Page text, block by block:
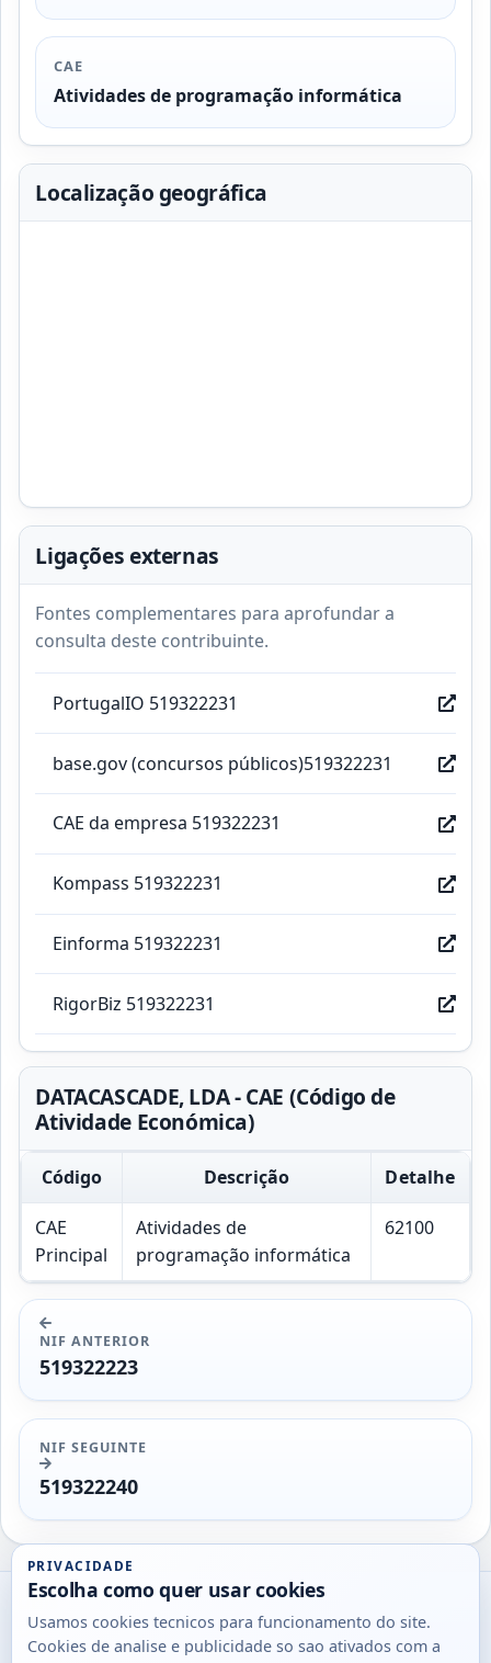
CAE
Atividades de programação informática
Localização geográfica
Ligações externas
Fontes complementares para aprofundar a
consulta deste contribuinte.
PortugalIO 519322231
base.gov (concursos públicos)519322231
CAE da empresa 519322231
Kompass 519322231
Einforma 519322231
RigorBiz 519322231
DATACASCADE, LDA - CAE (Código de
Atividade Económica)
Código Descrição Detalhe
CAE
Principal
Atividades de
programação informática
62100
NIF ANTERIOR
519322223
NIF SEGUINTE
519322240
Utils
DB
Consultas
PRIVACIDADE
Escolha como quer usar cookies
Usamos cookies tecnicos para funcionamento do site.
Cookies de analise e publicidade so sao ativados com a